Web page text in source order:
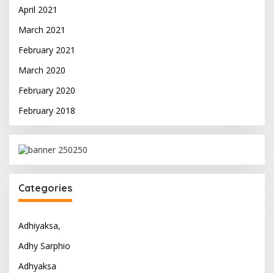
April 2021
March 2021
February 2021
March 2020
February 2020
February 2018
Categories
Adhiyaksa,
Adhy Sarphio
Adhyaksa